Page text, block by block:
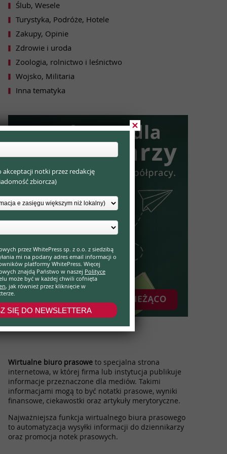
Ślub, Wesele
Turystyka, Podróże, Hotele
Zakupy, Opinie
Zdrowie i uroda
Zoologia, rolnictwo i leśnictwo
Wojsko, Militaria
Inna tematyka
Wirtualne biuro prasowe to specjalna strona
internetowa, w której firma lub instytucja publikuje
informacje przeznaczone dla mediów. Takimi
informacjami mogą to być notatki prasowe, wyniki
finansowe, ciekawostki oraz artykuły merytoryczne.
Najważniejsza funkcja wirtualnego biura prasowego
to automatyzacja wysyłki informacji do dziennikarzy
oraz promocja notek prasowych.
notki przez redakcję
zbiorcza)
przez WhitePress sp. z o.o. z siedzibą
mi na podany adres email informacji o
platformy WhitePress. Więcej
znajdą Państwo w naszej Polityce
może być w każdej chwili cofnięta
, jak również przez kliknięcie w
SIĘ DO NEWSLETTERA